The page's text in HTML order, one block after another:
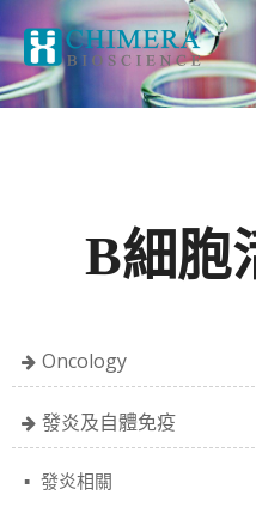
B細胞
Oncology
發炎及自體免疫
發炎相關